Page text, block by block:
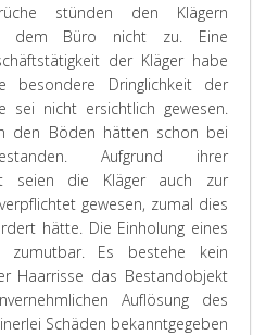
stünden den Klägern
dem Büro nicht zu. Eine
der Kläger habe
besondere Dringlichkeit der
sei nicht ersichtlich gewesen.
den Böden hätten schon bei
Aufgrund ihrer
seien die Kläger auch zur
gewesen, zumal dies
hätte. Die Einholung eines
zumutbar. Es bestehe kein
Haarrisse das Bestandobjekt
Auflösung des
Schäden bekanntgegeben